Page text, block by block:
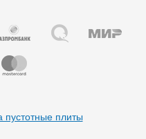
пустотные плиты